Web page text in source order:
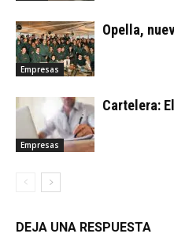
Empresas
Opella,
Empresas
Cartelera:
DEJA UNA RESPUESTA